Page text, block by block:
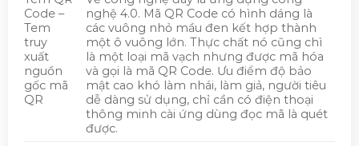
Code –
Tem
truy
xuất
nguồn
gốc mã
QR
nghệ 4.0. Mã QR Code có hình dáng là
các vuông nhỏ mầu đen kết hợp thành
một ô vuông lớn. Thực chất nó cũng chì
là một loại mã vạch nhưng được mã hóa
và gọi là mã QR Code. Ưu điểm độ bảo
mật cao khó làm nhái, làm giả, người tiêu
dễ dàng sử dụng, chỉ cần có điện thoại
thông minh cài ứng dùng đọc mã là quét
được.